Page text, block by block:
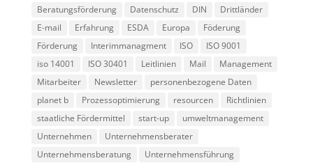
Beratungsförderung
Datenschutz DIN
Drittländer
E-mail
Erfahrung ESDA Europa
Föderung
Förderung
Interimmanagment ISO
ISO 9001
iso 14001
ISO 30401 Leitlinien Mail
Management
Mitarbeiter
Newsletter
personenbezogene Daten
planet b
Prozessoptimierung resourcen
Richtlinien
staatliche Fördermittel
start-up
umweltmanagement
Unternehmen
Unternehmensberater
Unternehmensberatung
Unternehmensführung